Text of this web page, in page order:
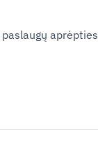
aprėpties